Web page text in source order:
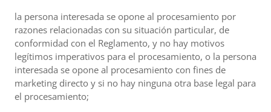
la persona interesada se opone al procesamiento por
razones relacionadas con su situación particular, de
conformidad con el Reglamento, y no hay motivos
legítimos imperativos para el procesamiento, o la persona
interesada se opone al procesamiento con fines de
marketing directo y si no hay ninguna otra base legal para
el procesamiento;